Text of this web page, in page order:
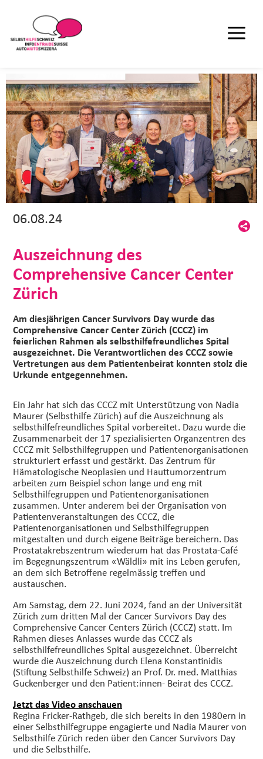
06.08.24
Auszeichnung des
Comprehensive Cancer Center
Zürich
Am diesjährigen Cancer Survivors Day wurde das
Comprehensive Cancer Center Zürich (CCCZ) im
feierlichen Rahmen als selbsthilfefreundliches Spital
ausgezeichnet. Die Verantwortlichen des CCCZ sowie
Vertretungen aus dem Patientenbeirat konnten stolz die
Urkunde entgegennehmen.
Ein Jahr hat sich das CCCZ mit Unterstützung von Nadia
Maurer (Selbsthilfe Zürich) auf die Auszeichnung als
selbsthilfefreundliches Spital vorbereitet. Dazu wurde die
Zusammenarbeit der 17 spezialisierten Organzentren des
CCCZ mit Selbsthilfegruppen und Patientenorganisationen
strukturiert erfasst und gestärkt. Das Zentrum für
Hämatologische Neoplasien und Hauttumorzentrum
arbeiten zum Beispiel schon lange und eng mit
Selbsthilfegruppen und Patientenorganisationen
zusammen. Unter anderem bei der Organisation von
Patientenveranstaltungen des CCCZ, die
Patientenorganisationen und Selbsthilfegruppen
mitgestalten und durch eigene Beiträge bereichern. Das
Prostatakrebszentrum wiederum hat das Prostata-Café
im Begegnungszentrum «Wäldli» mit ins Leben gerufen,
an dem sich Betroffene regelmässig treffen und
austauschen.
Am Samstag, dem 22. Juni 2024, fand an der Universität
Zürich zum dritten Mal der Cancer Survivors Day des
Comprehensive Cancer Centers Zürich (CCCZ) statt. Im
Rahmen dieses Anlasses wurde das CCCZ als
selbsthilfefreundliches Spital ausgezeichnet. Überreicht
wurde die Auszeichnung durch Elena Konstantinidis
(Stiftung Selbsthilfe Schweiz) an Prof. Dr. med. Matthias
Guckenberger und den Patient:innen- Beirat des CCCZ.
Jetzt das Video anschauen
Regina Fricker-Rathgeb, die sich bereits in den 1980ern in
einer Selbsthilfegruppe engagierte und Nadia Maurer von
Selbsthilfe Zürich reden über den Cancer Survivors Day
und die Selbsthilfe.